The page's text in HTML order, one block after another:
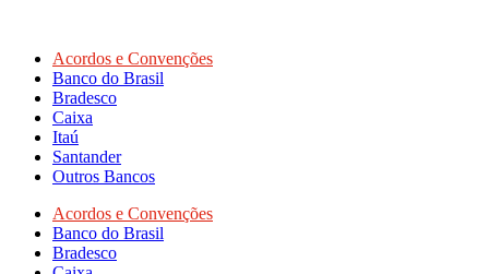
Acordos e Convenções
Banco do Brasil
Bradesco
Caixa
Itaú
Santander
Outros Bancos
Acordos e Convenções
Banco do Brasil
Bradesco